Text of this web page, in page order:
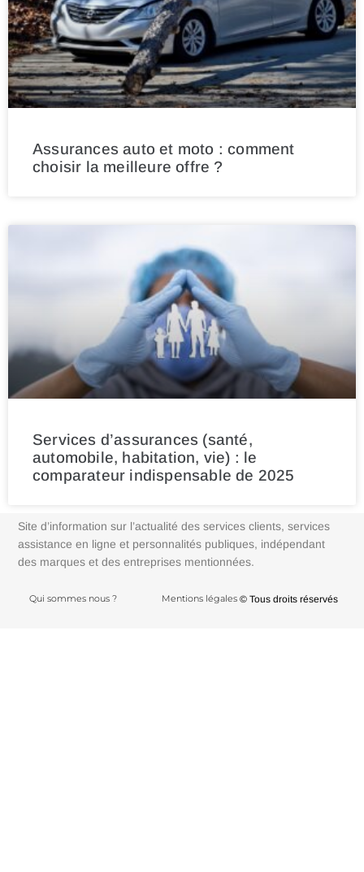
Assurances auto et moto : comment
choisir la meilleure offre ?
Services d’assurances (santé,
automobile, habitation, vie) : le
comparateur indispensable de 2025
Site d’information sur l’actualité des services clients, services
assistance en ligne et personnalités publiques, indépendant
des marques et des entreprises mentionnées.
Qui sommes nous ? Mentions légales © Tous droits réservés